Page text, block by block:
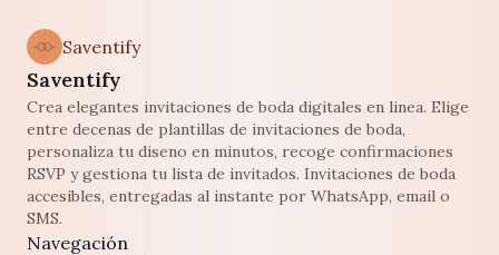
Saventify
Saventify
Crea elegantes invitaciones de boda digitales en linea. Elige
entre decenas de plantillas de invitaciones de boda,
personaliza tu diseno en minutos, recoge confirmaciones
RSVP y gestiona tu lista de invitados. Invitaciones de boda
accesibles, entregadas al instante por WhatsApp, email o
SMS.
Navegación